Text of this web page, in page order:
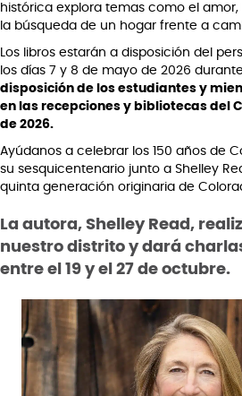
histórica explora temas como el
la búsqueda de un hogar frente a
Los libros estarán a disposición del
los días 7 y 8 de mayo de 2026
disposición de los estudiantes y
en las recepciones y bibliotecas del
de 2026.
Ayúdanos a celebrar los 150 años de
su sesquicentenario junto a Shelley
quinta generación originaria de
La autora, Shelley Read,
nuestro distrito y dará
entre el 19 y el 27 de octubre.